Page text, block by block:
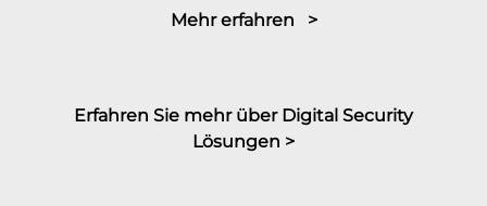
Mehr erfahren >
Erfahren Sie mehr über Digital Security
Lösungen >